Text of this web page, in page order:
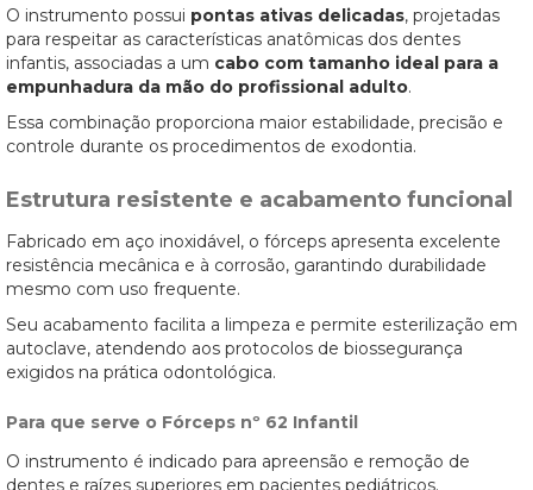
O instrumento possui pontas ativas delicadas, projetadas
para respeitar as características anatômicas dos dentes
infantis, associadas a um cabo com tamanho ideal para a
empunhadura da mão do profissional adulto.
Essa combinação proporciona maior estabilidade, precisão e
controle durante os procedimentos de exodontia.
Estrutura resistente e acabamento funcional
Fabricado em aço inoxidável, o fórceps apresenta excelente
resistência mecânica e à corrosão, garantindo durabilidade
mesmo com uso frequente.
Seu acabamento facilita a limpeza e permite esterilização em
autoclave, atendendo aos protocolos de biossegurança
exigidos na prática odontológica.
Para que serve o Fórceps nº 62 Infantil
O instrumento é indicado para apreensão e remoção de
dentes e raízes superiores em pacientes pediátricos.